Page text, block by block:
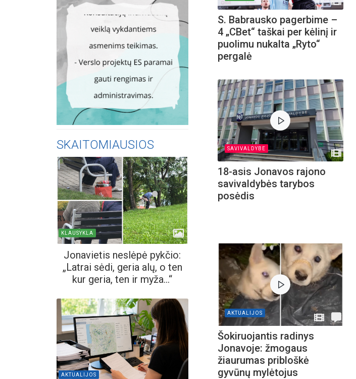
SKAITOMIAUSIOS
KLAUSYKLA
Jonavietis neslėpė pykčio:
„Latrai sėdi, geria alų, o ten
kur geria, ten ir myža...“
AKTUALIJOS
S. Babrausko pagerbime –
4 „CBet“ taškai per kėlinį ir
puolimu nukalta „Ryto“
pergalė
SAVIVALDYBE
18-asis Jonavos rajono
savivaldybės tarybos
posėdis
AKTUALIJOS
Šokiruojantis radinys
Jonavoje: žmogaus
žiaurumas pribloškė
gyvūnų mylėtojus